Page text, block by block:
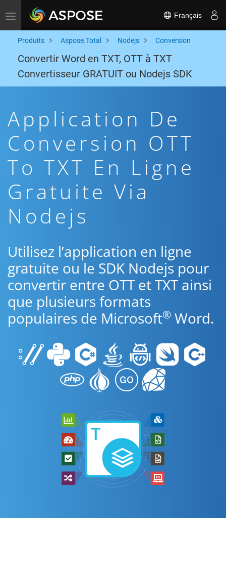
Toggle navigation Français
Produits Aspose.Total Nodejs Conversion
Convertir Word en TXT, OTT à TXT
Convertisseur GRATUIT ou Nodejs SDK
Application De
Conversion OTT
To TXT En Ligne
Gratuite Via
Nodejs
Utilisez l’application en ligne
gratuite ou le SDK Nodejs pour
convertir entre OTT et TXT ainsi
que plusieurs formats
populaires de Microsoft® Word.